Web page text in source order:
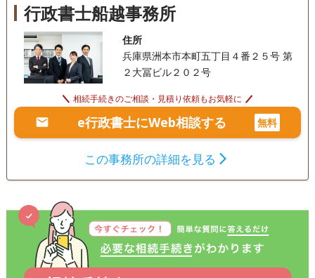
行政書士船越事務所
住所
兵庫県洲本市本町五丁目４番２５号 第
２大冨ビル２０２号
相続手続きのご相談・見積り依頼もお気軽に
e行政書士にWeb相談する 無料
この事務所の詳細を見る